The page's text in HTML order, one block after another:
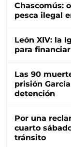
Chascomús:
pesca ilegal
León XIV: la
para
Las 90
prisión
detención
Por una
cuarto
tránsito